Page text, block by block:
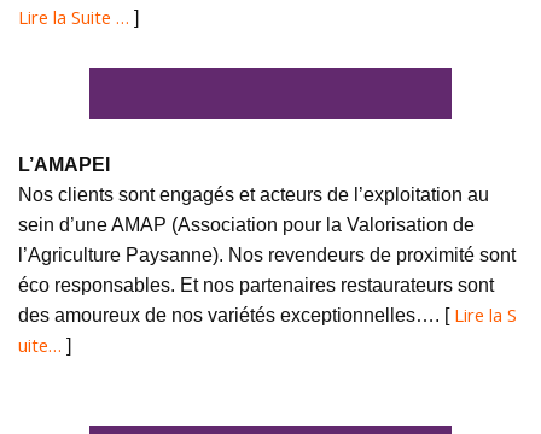
Lire la Suite … ]
L’AMAPEI
Nos clients sont engagés et acteurs de l’exploitation au
sein d’une AMAP (Association pour la Valorisation de
l’Agriculture Paysanne). Nos revendeurs de proximité sont
éco responsables. Et nos partenaires restaurateurs sont
des amoureux de nos variétés exceptionnelles…. [ Lire la S
uite… ]